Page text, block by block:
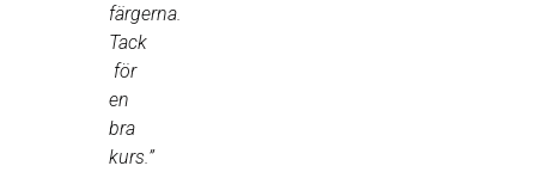
färgerna.
Tack
för
en
bra
kurs.”